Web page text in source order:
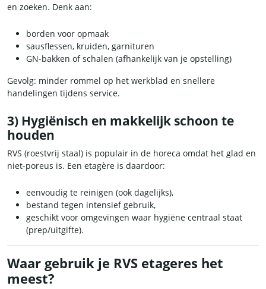
en zoeken. Denk aan:
borden voor opmaak
sausflessen, kruiden, garnituren
GN-bakken of schalen (afhankelijk van je opstelling)
Gevolg: minder rommel op het werkblad en snellere
handelingen tijdens service.
3) Hygiënisch en makkelijk schoon te
houden
RVS (roestvrij staal) is populair in de horeca omdat het glad en
niet-poreus is. Een etagère is daardoor:
eenvoudig te reinigen (ook dagelijks),
bestand tegen intensief gebruik,
geschikt voor omgevingen waar hygiëne centraal staat
(prep/uitgifte).
Waar gebruik je RVS etageres het
meest?